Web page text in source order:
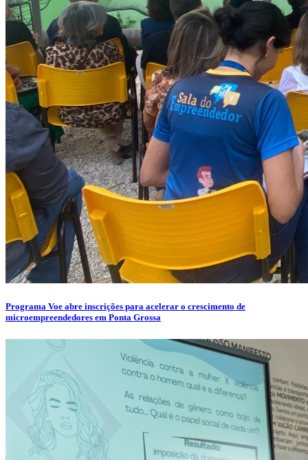
Programa Voe abre inscrições para acelerar o crescimento de
microempreendedores em Ponta Grossa